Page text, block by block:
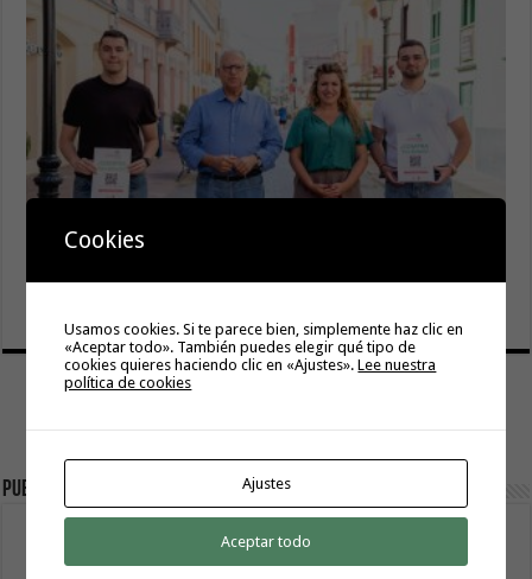
La campaña de verano del Bono Consumo inyecta más de
Gomera
Publicidad
Cookies
Usamos cookies. Si te parece bien, simplemente haz clic en
«Aceptar todo». También puedes elegir qué tipo de
cookies quieres haciendo clic en «Ajustes».Lee nuestra
política de cookies
Ajustes
Aceptar todo